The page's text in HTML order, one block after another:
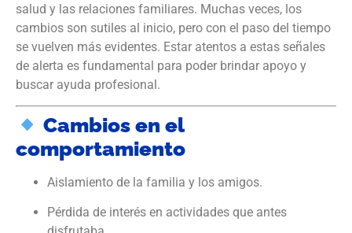
salud y las relaciones familiares. Muchas veces, los
cambios son sutiles al inicio, pero con el paso del tiempo
se vuelven más evidentes. Estar atentos a estas señales
de alerta es fundamental para poder brindar apoyo y
buscar ayuda profesional.
Cambios en el
comportamiento
Aislamiento de la familia y los amigos.
Pérdida de interés en actividades que antes